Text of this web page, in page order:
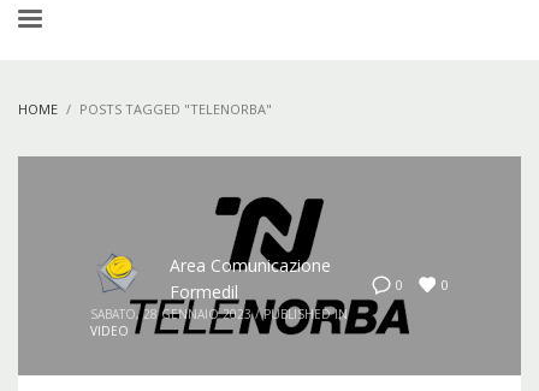
HOME POSTS TAGGED "TELENORBA"
0 0
Area Comunicazione
Formedil
SABATO, 28 GENNAIO 2023 / PUBLISHED IN
VIDEO